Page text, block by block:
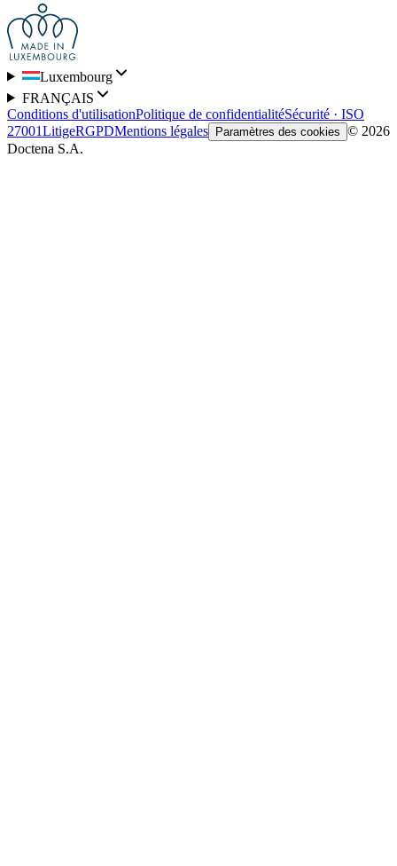
Luxembourg
FRANÇAIS
Conditions d'utilisationPolitique de confidentialitéSécurité · ISO
27001LitigeRGPDMentions légales Paramètres des cookies © 2026
Doctena S.A.